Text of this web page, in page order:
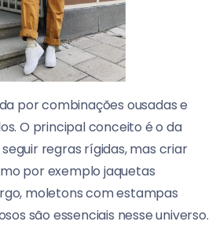
por combinações ousadas e
O principal conceito é o da
regras rígidas, mas criar
por exemplo jaquetas
moletons com estampas
são essenciais nesse universo.